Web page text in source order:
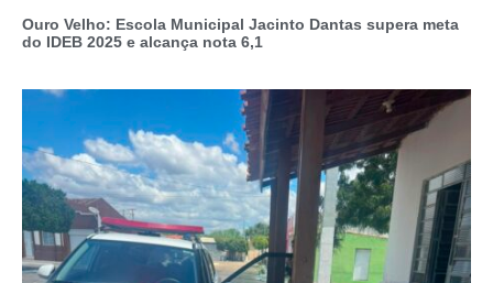
Ouro Velho: Escola Municipal Jacinto Dantas supera meta
do IDEB 2025 e alcança nota 6,1